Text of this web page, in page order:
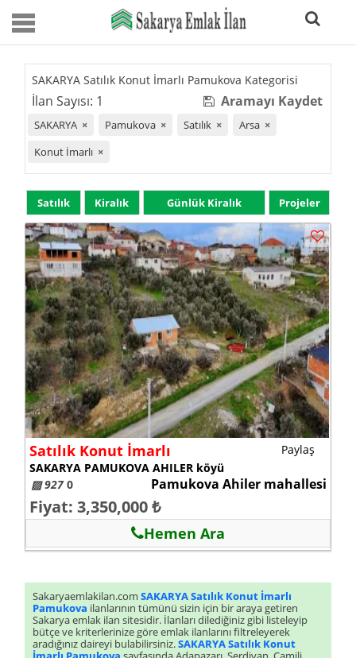
SAKARYA Satılık Konut İmarlı Pamukova Kategorisi
İlan Sayısı: 1 Aramayı Kaydet
SAKARYA × Pamukova × Satılık × Arsa ×
Konut İmarlı ×
Satılık Kiralık Günlük Kiralık Projeler
Satılık Konut İmarlı
SAKARYA PAMUKOVA AHILER köyü
▨ 9270 Pamukova Ahiler mahallesi
Fiyat: 3,350,000 ₺
Hemen Ara
Paylaş
Sakaryaemlakilan.com SAKARYA Satılık Konut İmarlı
Pamukova ilanlarının tümünü sizin için bir araya getiren
Sakarya emlak ilan sitesidir. İlanları dilediğiniz gibi listeleyip
bütçe ve kriterlerinize göre emlak ilanlarını filtreleyerek
aradığınız daireyi bulabilirsiniz.SAKARYA Satılık Konut